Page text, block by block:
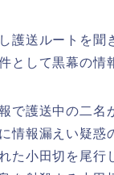
護送ルートを聞
として黒幕の情
で護送中の二名
情報漏えい疑惑
た小田切を尾行